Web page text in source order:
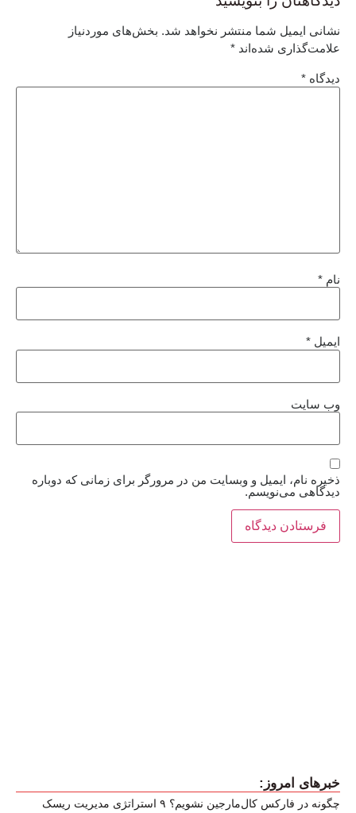
نشانی ایمیل شما منتشر نخواهد شد. بخش‌های موردنیاز
علامت‌گذاری شده‌اند *
دیدگاه *
نام *
ایمیل *
وب‌ سایت
ذخیره نام، ایمیل و وبسایت من در مرورگر برای زمانی که دوباره
دیدگاهی می‌نویسم.
خبرهای امروز:
چگونه در فارکس کال‌مارجین نشویم؟ ۹ استراتژی مدیریت ریسک